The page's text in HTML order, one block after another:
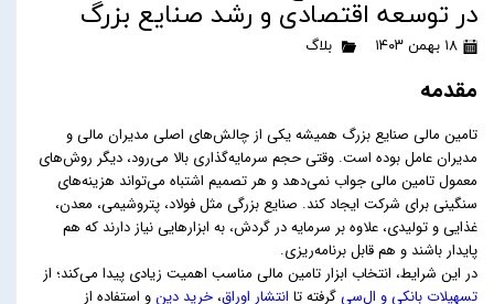
در توسعه اقتصادی و رشد صنایع بزرگ
۱۸ بهمن ۱۴۰۳ بلاگ
مقدمه
تامین مالی صنایع بزرگ همیشه یکی از چالش‌های اصلی مدیران مالی و
مدیران عامل بوده است. وقتی حجم سرمایه‌گذاری بالا می‌رود، دیگر روش‌های
معمول تامین مالی جواب نمی‌دهد و هر تصمیم اشتباه می‌تواند هزینه‌های
سنگینی برای شرکت ایجاد کند. صنایع بزرگی مثل فولاد، پتروشیمی، معدن،
غذایی و تولیدی، علاوه بر سرمایه در گردش، به ابزارهایی نیاز دارند که هم
پایدار باشند و هم قابل برنامه‌ریزی.
در این شرایط، انتخاب ابزار تامین مالی مناسب اهمیت زیادی پیدا می‌کند؛ از
تسهیلات بانکی و ال‌سیگرفته تا انتشار اوراق، خرید دینو استفاده از